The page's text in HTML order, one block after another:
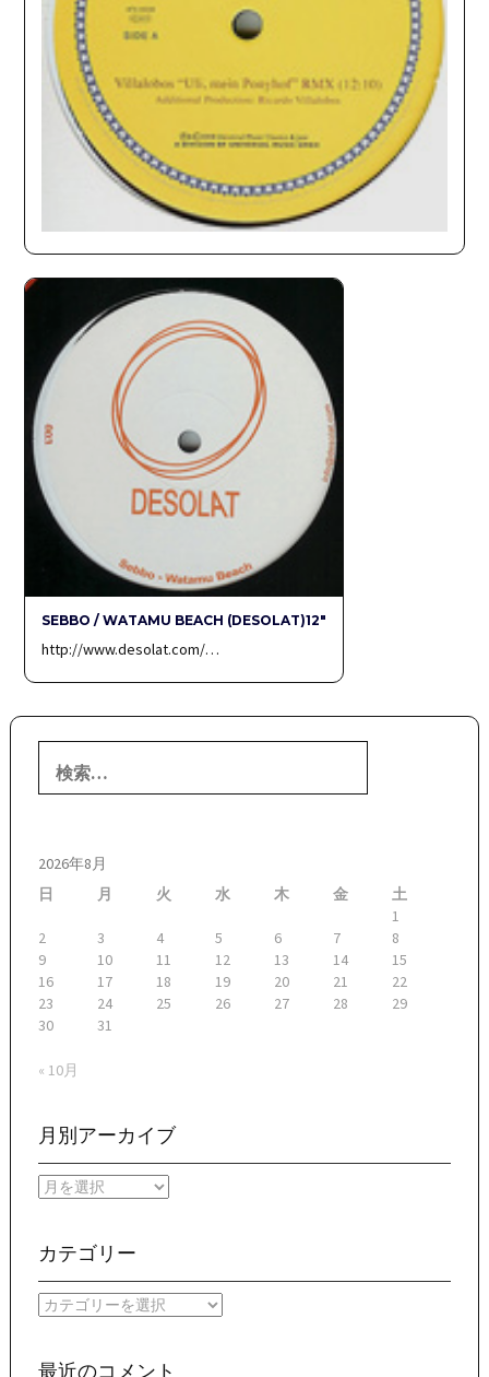
SEBBO / WATAMU BEACH (DESOLAT)12″
http://www.desolat.com/…
索:
2026年8月
日
月 火 水 木 金
土
1
2
3 4 5 6 7
8
9
10 11 12 13 14
15
16
17 18 19 20 21
22
23
24 25 26 27 28
29
30
31
« 10月
月別アーカイブ
月
ー
イ
ブ
カテゴリー
カ
リ
最近のコメント